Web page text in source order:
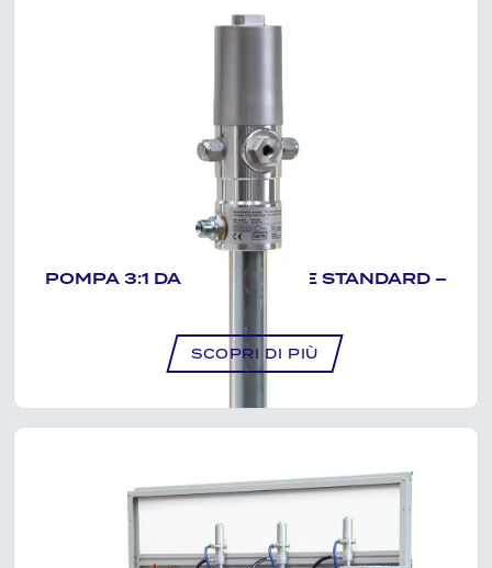
POMPA 3:1 DA FUSTO SERIE STANDARD –
NP1103
SCOPRI DI PIÙ